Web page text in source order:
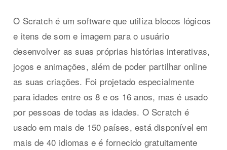
O Scratch é um software que utiliza blocos lógicos
e itens de som e imagem para o usuário
desenvolver as suas próprias histórias interativas,
jogos e animações, além de poder partilhar online
as suas criações. Foi projetado especialmente
para idades entre os 8 e os 16 anos, mas é usado
por pessoas de todas as idades. O Scratch é
usado em mais de 150 países, está disponível em
mais de 40 idiomas e é fornecido gratuitamente